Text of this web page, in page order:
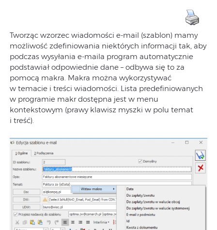
Tworząc wzorzec wiadomości e-mail (szablon) mamy
możliwość zdefiniowania niektórych informacji tak, aby
podczas wysyłania e-maila program automatycznie
podstawiał odpowiednie dane – odbywa się to za
pomocą makra. Makra można wykorzystywać
w temacie i treści wiadomości. Lista predefiniowanych
w programie makr dostępna jest w menu
kontekstowym (prawy klawisz myszki w polu temat
i treść).